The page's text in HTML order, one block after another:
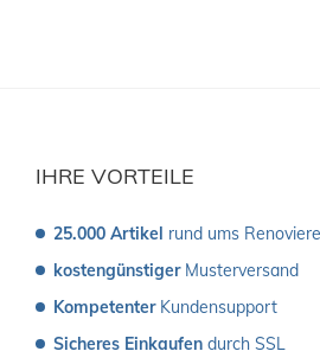
IHRE VORTEILE
25.000 Artikel rund ums
kostengünstiger Musterversand
Kompetenter Kundensupport
Sicheres Einkaufen durch SSL